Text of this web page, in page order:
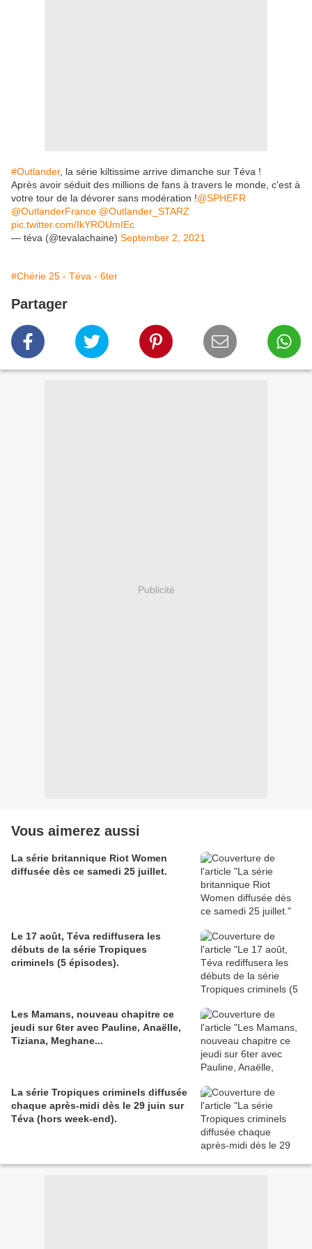
#Outlander, la série kiltissime arrive dimanche sur Téva !
Après avoir séduit des millions de fans à travers le monde, c'est à
votre tour de la dévorer sans modération !@SPHEFR
@OutlanderFrance @Outlander_STARZ
pic.twitter.com/IkYROUmIEc
— téva (@tevalachaine) September 2, 2021
#Chérie 25 - Téva - 6ter
Partager
Publicité
Vous aimerez aussi
La série britannique Riot Women
diffusée dès ce samedi 25 juillet.
Le 17 août, Téva rediffusera les
débuts de la série Tropiques
criminels (5 épisodes).
Les Mamans, nouveau chapitre ce
jeudi sur 6ter avec Pauline, Anaëlle,
Tiziana, Meghane...
La série Tropiques criminels diffusée
chaque après-midi dès le 29 juin sur
Téva (hors week-end).